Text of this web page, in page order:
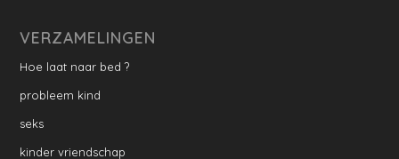
VERZAMELINGEN
Hoe laat naar bed ?
probleem kind
seks
kinder vriendschap